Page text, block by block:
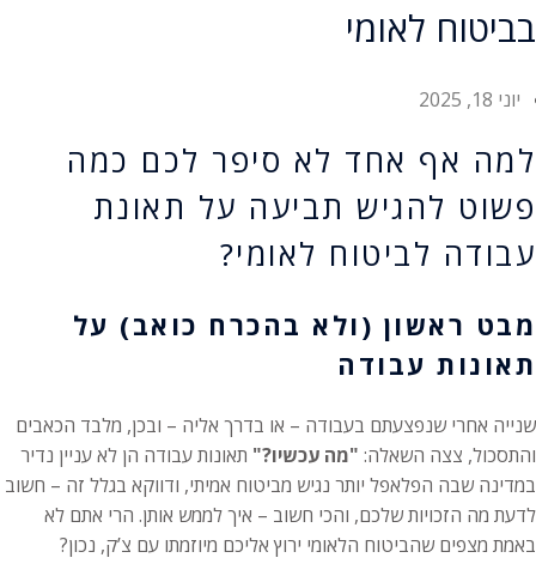
בביטוח לאומי
יוני 18, 2025
למה אף אחד לא סיפר לכם כמה
פשוט להגיש תביעה על תאונת
עבודה לביטוח לאומי?
מבט ראשון (ולא בהכרח כואב) על
תאונות עבודה
שנייה אחרי שנפצעתם בעבודה – או בדרך אליה – ובכן, מלבד הכאבים
והתסכול, צצה השאלה: "מה עכשיו?" תאונות עבודה הן לא עניין נדיר
במדינה שבה הפלאפל יותר נגיש מביטוח אמיתי, ודווקא בגלל זה – חשוב
לדעת מה הזכויות שלכם, והכי חשוב – איך לממש אותן. הרי אתם לא
באמת מצפים שהביטוח הלאומי ירוץ אליכם מיוזמתו עם צ’ק, נכון?